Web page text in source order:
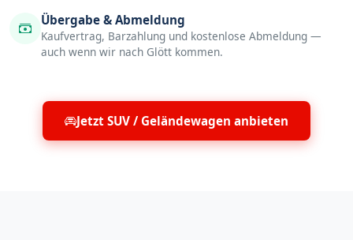
Übergabe & Abmeldung
Kaufvertrag, Barzahlung und kostenlose Abmeldung —
auch wenn wir nach Glött kommen.
Jetzt SUV / Geländewagen anbieten